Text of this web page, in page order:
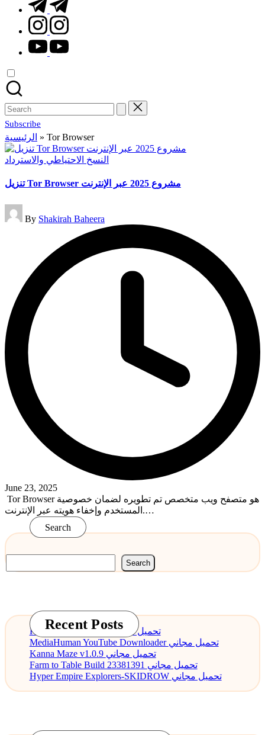
instagram.com
youtube.com
Search
for:
Subscribe
الرئيسية » Tor Browser
Posted
النسخ الاحتياطي والاسترداد
تنزيل Tor Browser مشروع 2025 عبر الإنترنت
Posted
by
By Shakirah Baheera
June 23, 2025
Tor Browser هو متصفح ويب متخصص تم تطويره لضمان خصوصية
المستخدم وإخفاء هويته عبر الإنترنت.…
Read More
Search
Search
Recent PostsPDF Annotator 9.0.0 تحميل مجاني
MediaHuman YouTube Downloader تحميل مجاني
Kanna Maze v1.0.9 تحميل مجاني
Farm to Table Build 23381391 تحميل مجاني
Hyper Empire Explorers-SKIDROW تحميل مجاني